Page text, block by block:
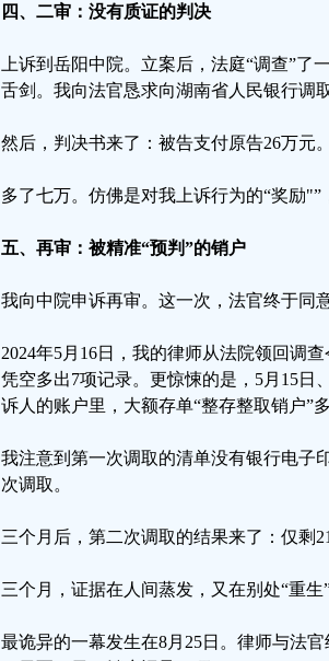
四、二审：没有质证的判决
上诉到岳阳中院。立案后，法庭“调查”
舌剑。我向法官恳求向湖南省人民银行调
然后，判决书来了：被告支付原告26万元。
多了七万。仿佛是对我上诉行为的“奖励"”
五、再审：被精准“预判”的销户
我向中院申诉再审。这一次，法官终于同
2024年5月16日，我的律师从法院领回调
凭空多出7项记录。更惊悚的是，5月15
诉人的账户里，大额存单“整存整取销户”
我注意到第一次调取的清单没有银行电子
次调取。
三个月后，第二次调取的结果来了：仅剩
三个月，证据在人间蒸发，又在别处“重生
最诡异的一幕发生在8月25日。律师与法